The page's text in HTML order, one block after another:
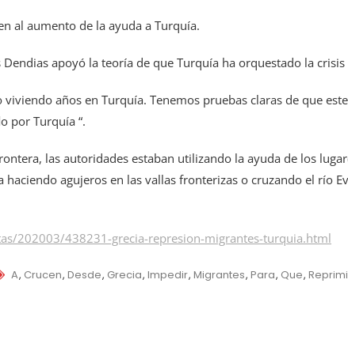
al aumento de la ayuda a Turquía.
apoyó la teoría de que Turquía ha orquestado la
viviendo años en Turquía. Tenemos pruebas claras de que
por Turquía “.
las autoridades estaban utilizando la ayuda de los
haciendo agujeros en las vallas fronterizas o cruzando el río
202003/438231-grecia-represion-migrantes-turquia.html
Tags
A, Crucen, Desde, Grecia, Impedir, Migrantes, Para, Que,